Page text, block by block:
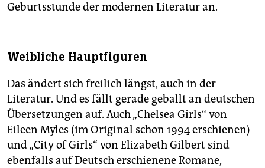
Geburtsstunde der modernen Literatur an.
Weibliche Hauptfiguren
Das ändert sich freilich längst, auch in der
Literatur. Und es fällt gerade geballt an deutschen
Übersetzungen auf. Auch „Chelsea Girls“ von
Eileen Myles (im Original schon 1994 erschienen)
und „City of Girls“ von Elizabeth Gilbert sind
ebenfalls auf Deutsch erschienene Romane,